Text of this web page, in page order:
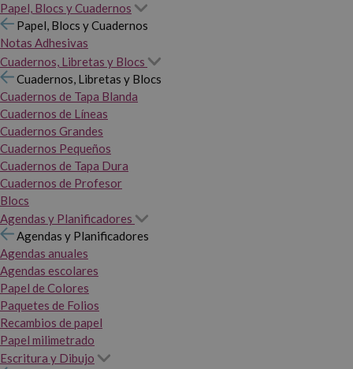
Papel, Blocs y Cuadernos
Papel, Blocs y Cuadernos
Notas Adhesivas
Cuadernos, Libretas y Blocs
Cuadernos, Libretas y Blocs
Cuadernos de Tapa Blanda
Cuadernos de Líneas
Cuadernos Grandes
Cuadernos Pequeños
Cuadernos de Tapa Dura
Cuadernos de Profesor
Blocs
Agendas y Planificadores
Agendas y Planificadores
Agendas anuales
Agendas escolares
Papel de Colores
Paquetes de Folios
Recambios de papel
Papel milimetrado
Escritura y Dibujo